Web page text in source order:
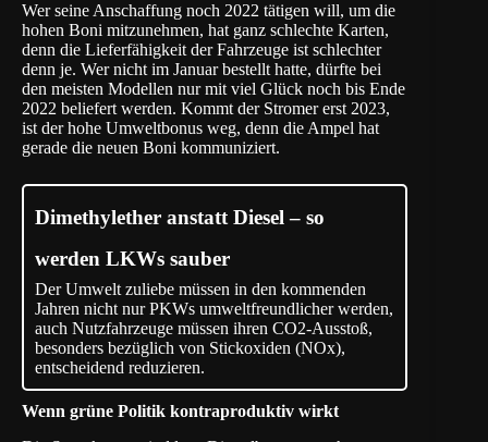
Wer seine Anschaffung noch 2022 tätigen will, um die
hohen Boni mitzunehmen, hat ganz schlechte Karten,
denn die Lieferfähigkeit der Fahrzeuge ist schlechter
denn je. Wer nicht im Januar bestellt hatte, dürfte bei
den meisten Modellen nur mit viel Glück noch bis Ende
2022 beliefert werden. Kommt der Stromer erst 2023,
ist der hohe Umweltbonus weg, denn die Ampel hat
gerade die neuen Boni kommuniziert.
Dimethylether anstatt Diesel – so
werden LKWs sauber
Der Umwelt zuliebe müssen in den kommenden
Jahren nicht nur PKWs umweltfreundlicher werden,
auch Nutzfahrzeuge müssen ihren CO2-Ausstoß,
besonders bezüglich von Stickoxiden (NOx),
entscheidend reduzieren.
Wenn grüne Politik kontraproduktiv wirkt